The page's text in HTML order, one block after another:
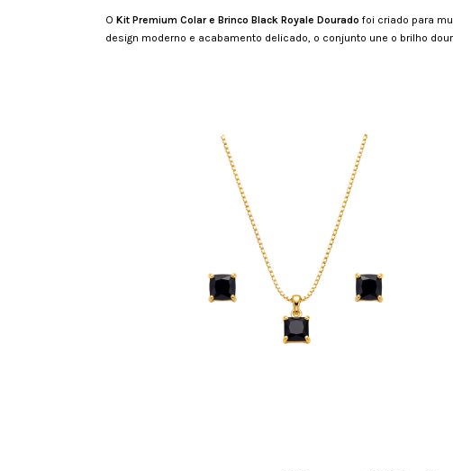
O Kit Premium Colar e Brinco Black Royale Dourado foi criado para
design moderno e acabamento delicado, o conjunto une o brilho